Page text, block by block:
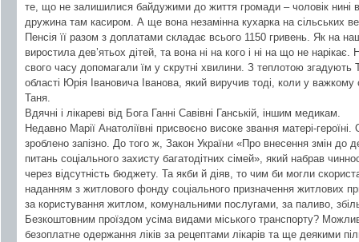
те, що не залишилися байдужими до життя громади – чоловік нині
дружина там касиром. А ще вона незамінна кухарка на сільських
Пенсія її разом з доплатами складає всього 1150 гривень. Як на
виростила дев’ятьох дітей, та вона ні на кого і ні на що не
свого часу допомагали їм у скрутні хвилини. З теплотою згадують
області Юрія Івановича Іванова, який виручив тоді, коли у важкому
Таня.
Вдячні і лікареві від Бога Ганні Савівні Ганській, іншим медикам.
Недавно Марії Анатоліївні присвоєно високе звання матері-
зроблено запізно. До того ж, Закон України «Про внесення змін до
питань соціального захисту багатодітних сімей», який набрав
через відсутність бюджету. Та якби й діяв, то чим би могли
наданням з житлового фонду соціального призначення житлових
за користування житлом, комунальними послугами, за паливо,
Безкоштовним проїздом усіма видами міського транспорту?
безоплатне одержання ліків за рецептами лікарів та ще деякими